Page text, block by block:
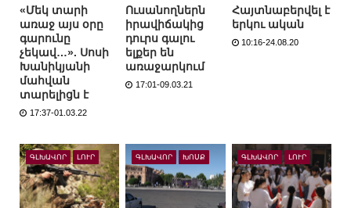
«Մեկ տարի
առաջ այս օրը
գարունը
չեկավ…». Սոսի
Խանիկյանի
մահվան
տարելիցն է
17:37-01.03.22
Ուսանողներն
իրավիճակից
դուրս գալու
ելքեր են
առաջարկում
17:01-09.03.21
Հայտնաբերվել է
երկու ական
10:16-24.08.20
ԳԼԽԱՎՈՐ ԼՈՒՐ ԳԼԽԱՎՈՐ ԽՈՍՔ ԳԼԽԱՎՈՐ ԼՈՒՐ